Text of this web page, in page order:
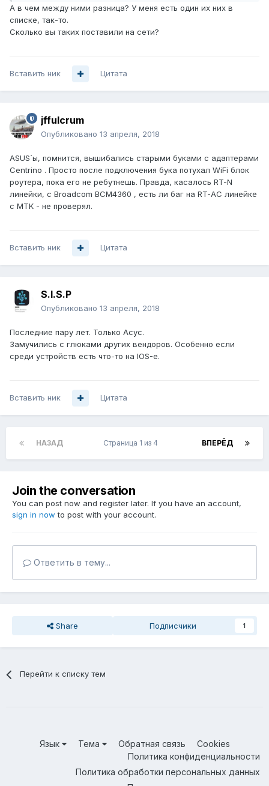
А в чем между ними разница? У меня есть один их них в
списке, так-то.
Сколько вы таких поставили на сети?
Вставить ник Цитата
jffulcrum
Опубликовано 13 апреля, 2018
ASUS`ы, помнится, вышибались старыми буками с адаптерами
Centrino . Просто после подключения бука потухал WiFi блок
роутера, пока его не ребутнешь. Правда, касалось RT-N
линейки, с Broadcom BCM4360 , есть ли баг на RT-AC линейке
с MTK - не проверял.
Вставить ник Цитата
S.I.S.P
Опубликовано 13 апреля, 2018
Последние пару лет. Только Асус.
Замучились с глюками других вендоров. Особенно если
среди устройств есть что-то на IOS-е.
Вставить ник Цитата
НАЗАД ВПЕРЁД
Страница 1 из 4
Join the conversation
You can post now and register later. If you have an account,
sign in now to post with your account.
Ответить в тему...
Share Подписчики 1
Перейти к списку тем
Язык Тема Обратная связь
Cookies
Политика конфиденциальности
Политика обработки персональных данных